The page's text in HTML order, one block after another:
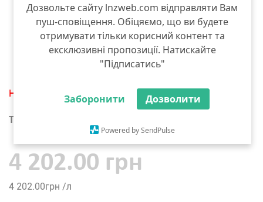
Дозвольте сайту lnzweb.com відправляти Вам
пуш-сповіщення. Обіцяємо, що ви будете
отримувати тільки корисний контент та
ексклюзивні пропозиції. Натискайте
"Підписатись"
Заборонити Дозволити
Powered by SendPulse
Нет в наличии
Тара :
4 202.00 грн
4 202.00грн /л